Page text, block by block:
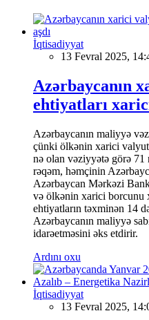
İqtisadiyyat
13 Fevral 2025,
Azərbaycanın
ehtiyatları
Azərbaycanın maliyyə
çünki ölkənin xarici
nə olan vəziyyətə görə
rəqəm, həmçinin
Azərbaycan Mərkəzi
və ölkənin xarici borcunu
ehtiyatların təxminən 14
Azərbaycanın maliyyə
idarəetməsini əks etdirir.
Ardını oxu
İqtisadiyyat
13 Fevral 2025,